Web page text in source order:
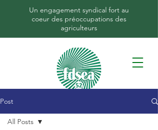
Un engagement syndical fort au
coeur des préoccupations des
agriculteurs
Post
All Posts